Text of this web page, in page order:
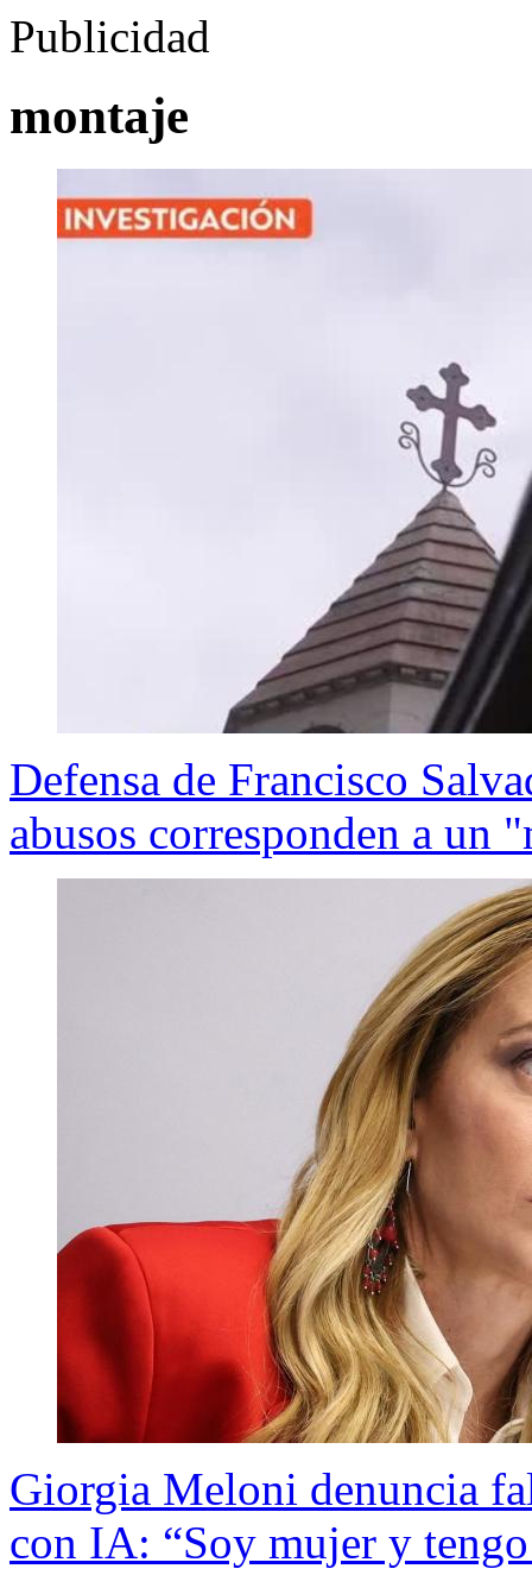
Publicidad
montaje
Defensa de Francisco
abusos corresponden a un
Giorgia Meloni denuncia
con IA: “Soy mujer y